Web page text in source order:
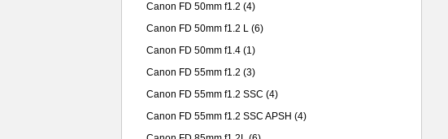
Canon FD 50mm f1.2 (4)
Canon FD 50mm f1.2 L (6)
Canon FD 50mm f1.4 (1)
Canon FD 55mm f1.2 (3)
Canon FD 55mm f1.2 SSC (4)
Canon FD 55mm f1.2 SSC APSH (4)